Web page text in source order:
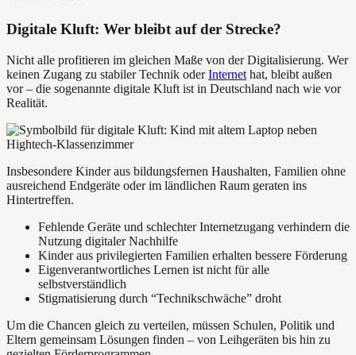
Digitale Kluft: Wer bleibt auf der Strecke?
Nicht alle profitieren im gleichen Maße von der Digitalisierung. Wer
keinen Zugang zu stabiler Technik oderInternet hat, bleibt außen
vor – die sogenannte digitale Kluft ist in Deutschland nach wie vor
Realität.
Insbesondere Kinder aus bildungsfernen Haushalten, Familien ohne
ausreichend Endgeräte oder im ländlichen Raum geraten ins
Hintertreffen.
Fehlende Geräte und schlechter Internetzugang verhindern die
Nutzung digitaler Nachhilfe
Kinder aus privilegierten Familien erhalten bessere Förderung
Eigenverantwortliches Lernen ist nicht für alle
selbstverständlich
Stigmatisierung durch “Technikschwäche” droht
Um die Chancen gleich zu verteilen, müssen Schulen, Politik und
Eltern gemeinsam Lösungen finden – von Leihgeräten bis hin zu